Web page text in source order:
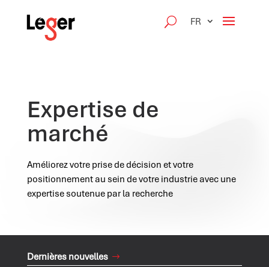
FR
Expertise de
marché
Améliorez votre prise de décision et votre
positionnement au sein de votre industrie avec une
expertise soutenue par la recherche
Dernières nouvelles